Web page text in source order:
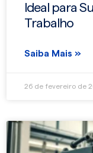
Ideal para
Trabalho
Saiba Mais »
26 de fevereiro de